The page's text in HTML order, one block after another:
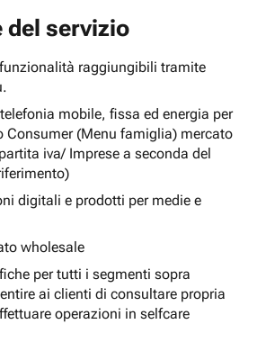
del servizio
raggiungibili tramite
mobile, fissa ed energia per
Consumer (Menu famiglia) mercato
iva/ Imprese a seconda del
digitali e prodotti per medie e
wholesale
per tutti i segmenti sopra
ai clienti di consultare propria
operazioni in selfcare